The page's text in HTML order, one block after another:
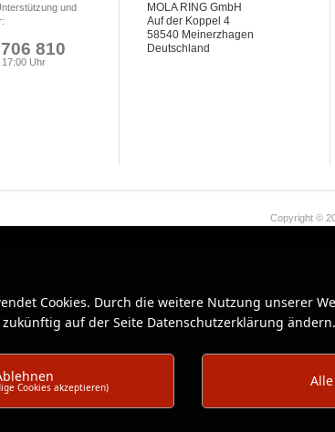
und
810
Uhr
MOLA RING GmbH
Auf der Koppel 4
58540 Meinerzhagen
Deutschland
Copyright ©
Cookies. Durch die weitere Nutzung unserer
auf der Seite Datenschutzerklärung
Cookies akzeptieren)